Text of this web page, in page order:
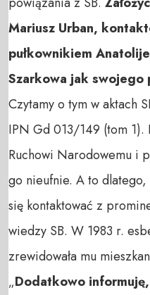
Mariusz Urban,
pułkownikiem
Szarkowa jak
Czytamy o tym w aktach
IPN Gd 013/149 (tom
Ruchowi Narodowemu i
go nieufnie. A to
się kontaktować z
wiedzy SB. W 1983 r.
zrewidowała mu
„Dodatkowo